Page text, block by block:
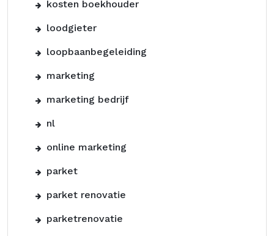
kosten boekhouder
loodgieter
loopbaanbegeleiding
marketing
marketing bedrijf
nl
online marketing
parket
parket renovatie
parketrenovatie